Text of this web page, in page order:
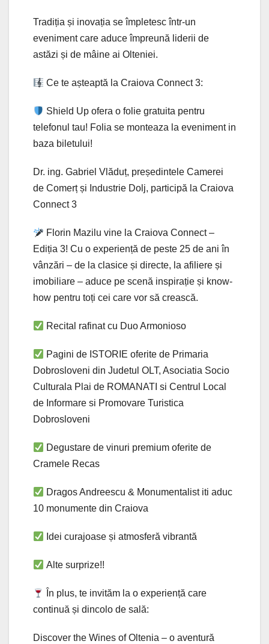
Tradiția și inovația se împletesc într-un
eveniment care aduce împreună liderii de
astăzi și de mâine ai Olteniei.
Ce te așteaptă la Craiova Connect 3:
Shield Up ofera o folie gratuita pentru
telefonul tau! Folia se monteaza la eveniment in
baza biletului!
Dr. ing. Gabriel Vlăduț, președintele Camerei
de Comerț și Industrie Dolj, participă la Craiova
Connect 3
Florin Mazilu vine la Craiova Connect –
Ediția 3! Cu o experiență de peste 25 de ani în
vânzări – de la clasice și directe, la afiliere și
imobiliare – aduce pe scenă inspirație și know-
how pentru toți cei care vor să crească.
Recital rafinat cu Duo Armonioso
Pagini de ISTORIE oferite de Primaria
Dobrosloveni din Judetul OLT, Asociatia Socio
Culturala Plai de ROMANATI si Centrul Local
de Informare si Promovare Turistica
Dobrosloveni
Degustare de vinuri premium oferite de
Cramele Recas
Dragos Andreescu & Monumentalist iti aduc
10 monumente din Craiova
Idei curajoase și atmosferă vibrantă
Alte surprize!!
În plus, te invităm la o experiență care
continuă și dincolo de sală:
Discover the Wines of Oltenia – o aventură